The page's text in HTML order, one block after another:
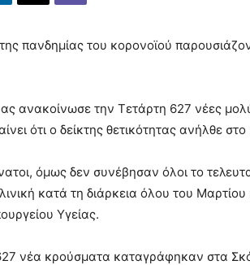
πανδημίας του κορονοϊού
ανακοίνωσε την Τετάρτη 627 νέες
ότι ο δείκτης θετικότητας ανήλθε στο
όμως δεν συνέβησαν όλοι το
κατά τη διάρκεια όλου του
Υγείας.
νέα κρούσματα καταγράφηκαν στα